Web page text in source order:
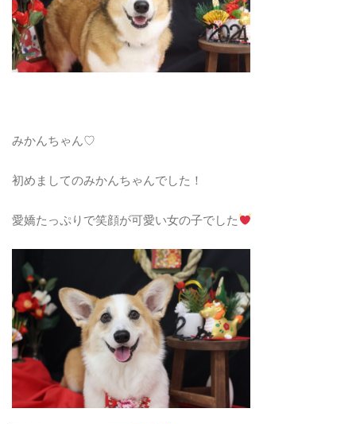
みかんちゃん♡
初めましてのみかんちゃんでした！
愛嬌たっぷりで笑顔が可愛い女の子でした